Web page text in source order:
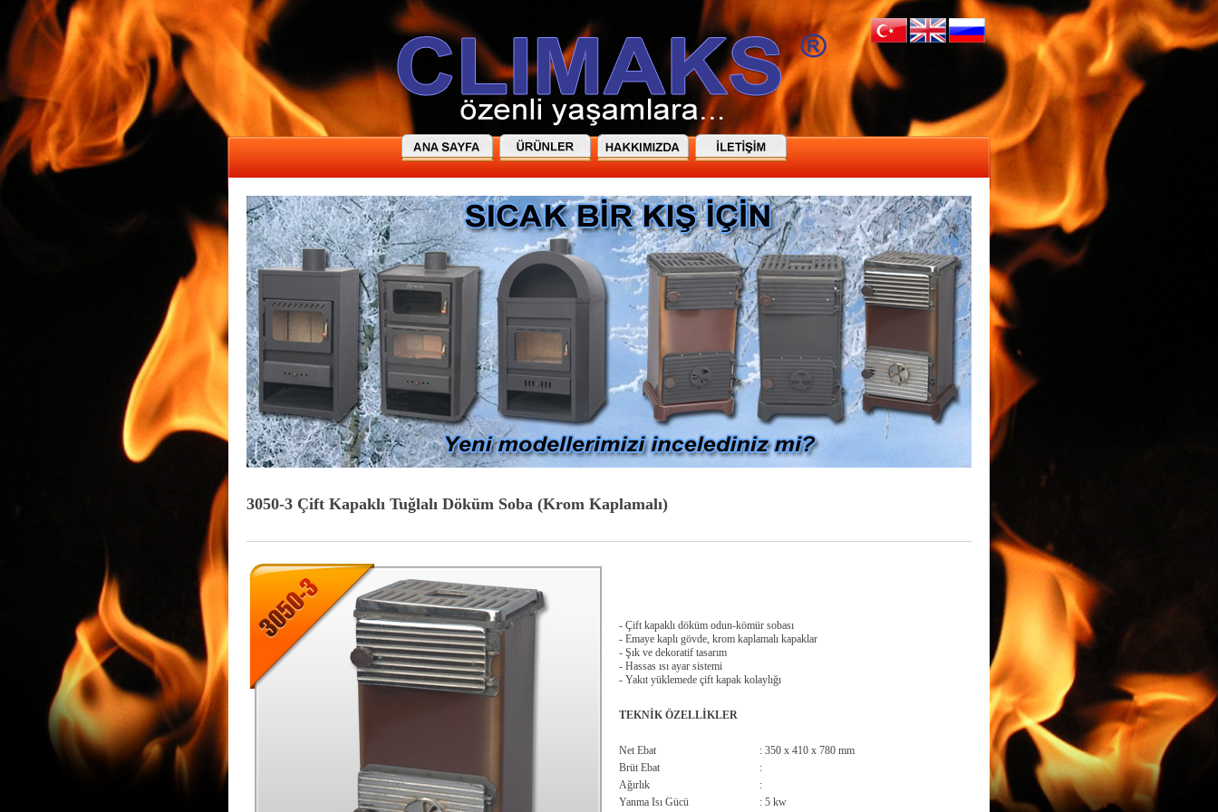
3050-3 Çift Kapaklı Tuğlalı Döküm Soba (Krom Kaplamalı)
- Çift kapaklı döküm odun-kömür sobası
- Emaye kaplı gövde, krom kaplamalı kapaklar
- Şık ve dekoratif tasarım
- Hassas ısı ayar sistemi
- Yakıt yüklemede çift kapak kolaylığı
TEKNİK ÖZELLİKLER
Net Ebat
: 350 x 410 x 780 mm
Brüt Ebat
:
Ağırlık
:
Yanma Isı Gücü
: 5 kw